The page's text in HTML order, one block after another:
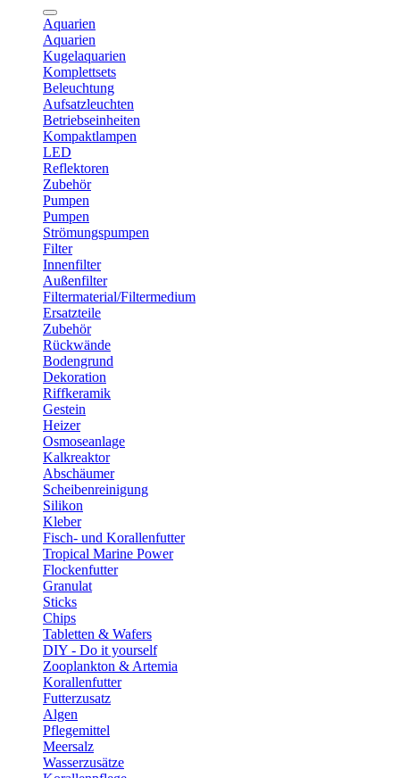
Aquarien
Aquarien
Kugelaquarien
Komplettsets
Beleuchtung
Aufsatzleuchten
Betriebseinheiten
Kompaktlampen
LED
Reflektoren
Zubehör
Pumpen
Pumpen
Strömungspumpen
Filter
Innenfilter
Außenfilter
Filtermaterial/Filtermedium
Ersatzteile
Zubehör
Rückwände
Bodengrund
Dekoration
Riffkeramik
Gestein
Heizer
Osmoseanlage
Kalkreaktor
Abschäumer
Scheibenreinigung
Silikon
Kleber
Fisch- und Korallenfutter
Tropical Marine Power
Flockenfutter
Granulat
Sticks
Chips
Tabletten & Wafers
DIY - Do it yourself
Zooplankton & Artemia
Korallenfutter
Futterzusatz
Algen
Pflegemittel
Meersalz
Wasserzusätze